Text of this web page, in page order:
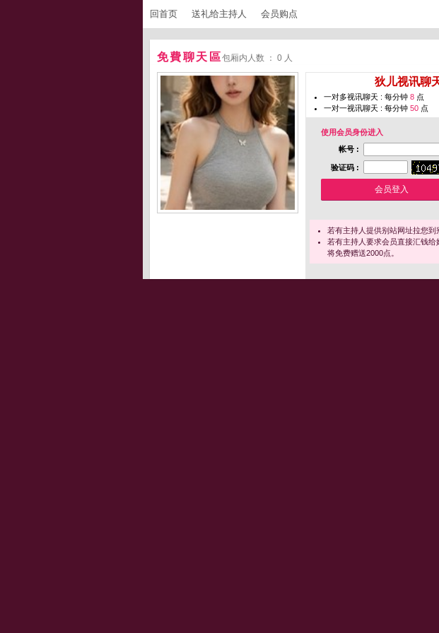
回首页 送礼给主持人 会员购点
免費聊天區包厢内人数 ： 0 人
狄儿视讯聊
一对多视讯聊天 : 每分钟 8 点
一对一视讯聊天 : 每分钟 50 点
使用会员身份进入
帐号 :
验证码 :
若有主持人提供别站网址拉您到
若有主持人要求会员直接汇钱
将免费赠送2000点。